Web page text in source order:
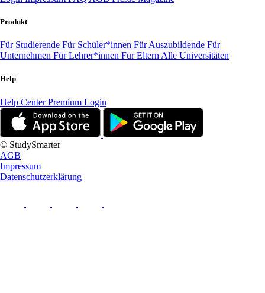
Produkt
Für Studierende Für Schüler*innen Für Auszubildende Für
Unternehmen Für Lehrer*innen Für Eltern Alle Universitäten
Help
Help CenterPremium Login
© StudySmarter
AGB
Impressum
Datenschutzerklärung